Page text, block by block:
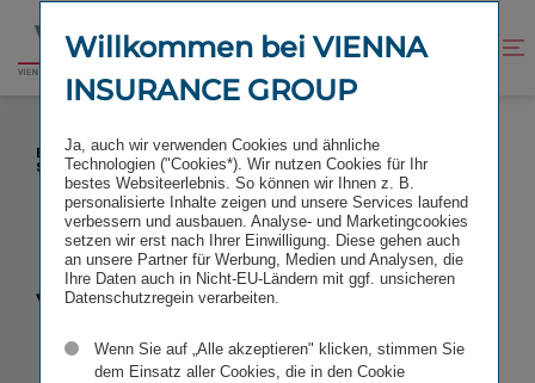
Inhalt
springen
Fußzeile
springen
Zur
Startseite
Kontrast
VIENNA INSURANCE GROUP WÄCHST WEITER IM
BALTIKUM: ZUKAUF DES LETTISCHEN
SACHVERSICHERERS BALTIKUMS AAS
Vienna
Willkommen bei VIENNA
INSURANCE GROUP
Ja, auch wir verwenden Cookies und ähnliche
Technologien ("Cookies*). Wir nutzen Cookies für Ihr
bestes Websiteerlebnis. So können wir Ihnen z. B.
personalisierte Inhalte zeigen und unsere Services laufend
verbessern und ausbauen. Analyse- und Marketingcookies
setzen wir erst nach Ihrer Einwilligung. Diese gehen auch
an unsere Partner für Werbung, Medien und Analysen, die
Ihre Daten auch in Nicht-EU-Ländern mit ggf. unsicheren
Datenschutzregein verarbeiten.
Wenn Sie auf „Alle akzeptieren" klicken, stimmen Sie
dem Einsatz aller Cookies, die in den Cookie